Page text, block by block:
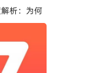
析：为何